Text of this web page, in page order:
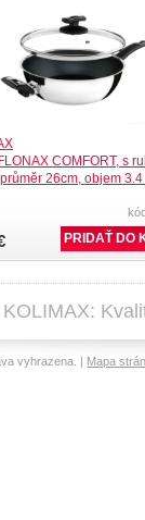
COMFORT, s
26cm, objem 3.4
KOLIMAX:
vyhrazena. | Mapa